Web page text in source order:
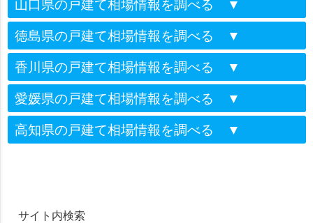
山口県の戸建て相場情報を調べる ▼
徳島県の戸建て相場情報を調べる ▼
香川県の戸建て相場情報を調べる ▼
愛媛県の戸建て相場情報を調べる ▼
高知県の戸建て相場情報を調べる ▼
サイト内検索